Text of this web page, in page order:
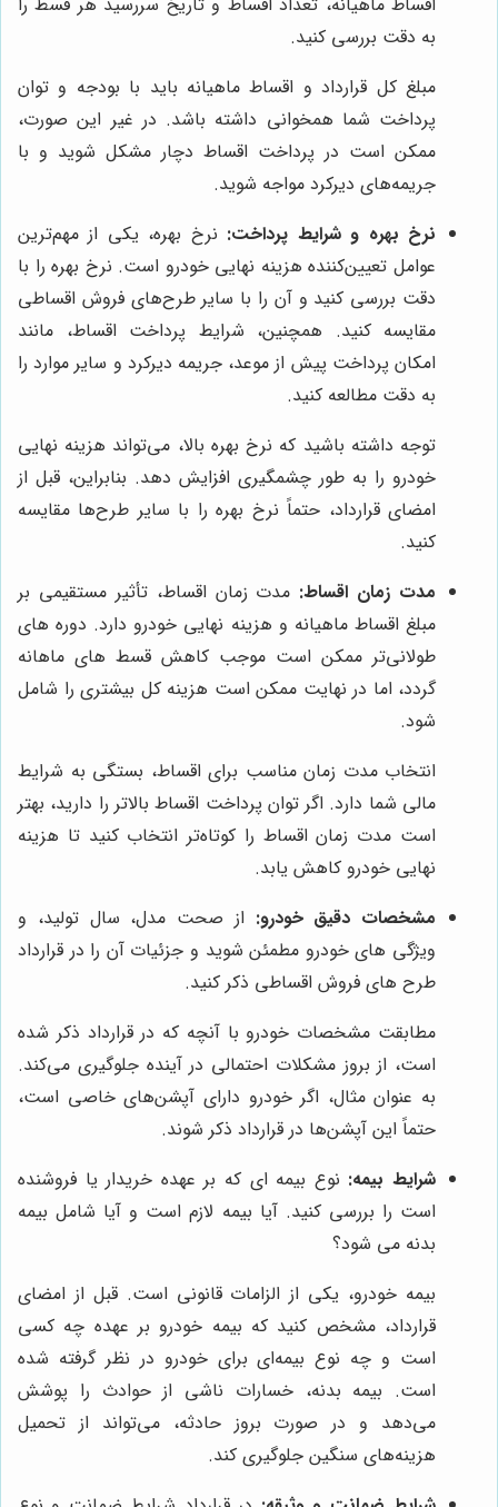
به دقت بررسی کنید.
مبلغ کل قرارداد و اقساط ماهیانه باید با بودجه و توان
پرداخت شما همخوانی داشته باشد. در غیر این صورت،
ممکن است در پرداخت اقساط دچار مشکل شوید و با
جریمه‌های دیرکرد مواجه شوید.
نرخ بهره و شرایط پرداخت: نرخ بهره، یکی از مهم‌ترین
عوامل تعیین‌کننده هزینه نهایی خودرو است. نرخ بهره را با
دقت بررسی کنید و آن را با سایر طرح‌های فروش اقساطی
مقایسه کنید. همچنین، شرایط پرداخت اقساط، مانند
امکان پرداخت پیش از موعد، جریمه دیرکرد و سایر موارد را
به دقت مطالعه کنید.
توجه داشته باشید که نرخ بهره بالا، می‌تواند هزینه نهایی
خودرو را به طور چشمگیری افزایش دهد. بنابراین، قبل از
امضای قرارداد، حتماً نرخ بهره را با سایر طرح‌ها مقایسه
کنید.
مدت زمان اقساط: مدت زمان اقساط، تأثیر مستقیمی بر
مبلغ اقساط ماهیانه و هزینه نهایی خودرو دارد. دوره های
طولانی‌تر ممکن است موجب کاهش قسط های ماهانه
گردد، اما در نهایت ممکن است هزینه کل بیشتری را شامل
شود.
انتخاب مدت زمان مناسب برای اقساط، بستگی به شرایط
مالی شما دارد. اگر توان پرداخت اقساط بالاتر را دارید، بهتر
است مدت زمان اقساط را کوتاه‌تر انتخاب کنید تا هزینه
نهایی خودرو کاهش یابد.
مشخصات دقیق خودرو: از صحت مدل، سال تولید، و
ویژگی های خودرو مطمئن شوید و جزئیات آن را در قرارداد
طرح های فروش اقساطی ذکر کنید.
مطابقت مشخصات خودرو با آنچه که در قرارداد ذکر شده
است، از بروز مشکلات احتمالی در آینده جلوگیری می‌کند.
به عنوان مثال، اگر خودرو دارای آپشن‌های خاصی است،
حتماً این آپشن‌ها در قرارداد ذکر شوند.
شرایط بیمه: نوع بیمه ای که بر عهده خریدار یا فروشنده
است را بررسی کنید. آیا بیمه لازم است و آیا شامل بیمه
بدنه می شود؟
بیمه خودرو، یکی از الزامات قانونی است. قبل از امضای
قرارداد، مشخص کنید که بیمه خودرو بر عهده چه کسی
است و چه نوع بیمه‌ای برای خودرو در نظر گرفته شده
است. بیمه بدنه، خسارات ناشی از حوادث را پوشش
می‌دهد و در صورت بروز حادثه، می‌تواند از تحمیل
هزینه‌های سنگین جلوگیری کند.